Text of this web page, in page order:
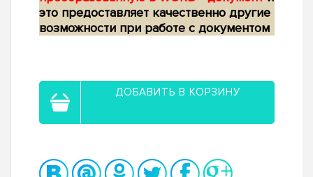
это предоставляет качественно другие
возможности при работе с документом
ДОБАВИТЬ В КОРЗИНУ